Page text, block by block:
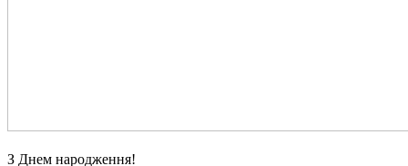
З Днем народження!